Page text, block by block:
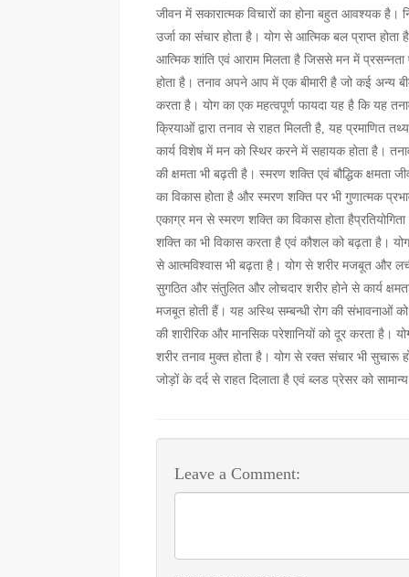
जीवन में सकारात्मक विचारों का होना बहुत आवश्यक
उर्जा का संचार होता है। योग से आत्मिक बल प्राप्त होता
आत्मिक शांति एवं आराम मिलता है जिससे मन में
होता है। तनाव अपने आप में एक बीमारी है जो कई अन्य
करता है। योग का एक महत्वपूर्ण फायदा यह है कि यह
क्रियाओं द्वारा तनाव से राहत मिलती है, यह प्रमाणित
कार्य विशेष में मन को स्थिर करने में सहायक होता है।
की क्षमता भी बढ़ती है। स्मरण शक्ति एवं बौद्धिक
का विकास होता है और स्मरण शक्ति पर भी गुणात्मक
एकाग्र मन से स्मरण शक्ति का विकास होता
शक्ति का भी विकास करता है एवं कौशल को बढ़ता है। योग
से आत्मविश्वास भी बढ़ता है। योग से शरीर मजबूत और
सुगठित और संतुलित और लोचदार शरीर होने से कार्य
मजबूत होती हैं। यह अस्थि सम्बन्धी रोग की संभावनाओं
की शारीरिक और मानसिक परेशानियों को दूर करता है।
शरीर तनाव मुक्त होता है। योग से रक्त संचार भी सुचारू
जोड़ों के दर्द से राहत दिलाता है एवं ब्लड प्रेसर को
Leave a Comment: